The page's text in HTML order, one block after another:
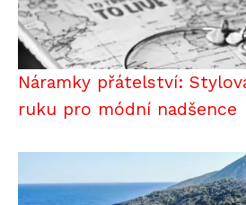
Náramky přátelství:
ruku pro módní nadšence